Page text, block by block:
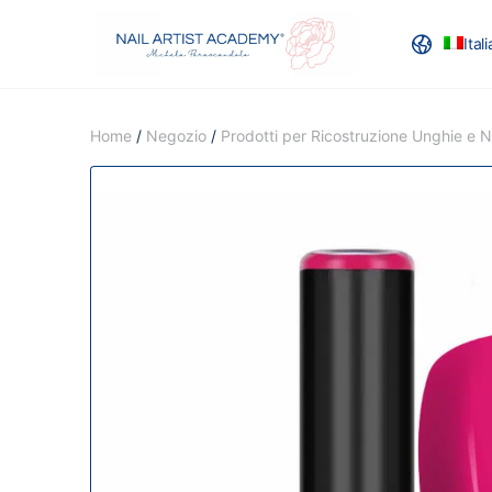
Home / Negozio / Prodotti per Ricostruzione Unghie e